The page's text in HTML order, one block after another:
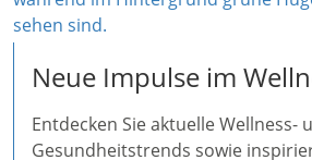
Neue Impulse im
Entdecken Sie aktuelle Wellness-
Gesundheitstrends sowie